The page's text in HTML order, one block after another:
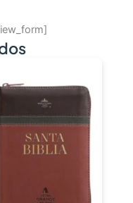
el estilo y la
mensaje bíblico.
en
y el estudio
para fácil